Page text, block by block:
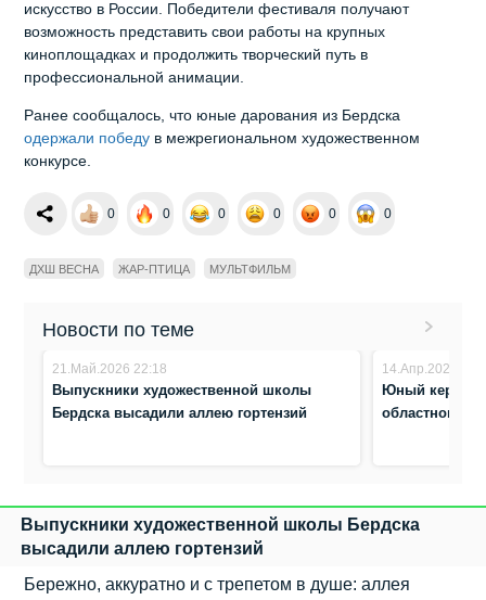
искусство в России. Победители фестиваля получают
возможность представить свои работы на крупных
киноплощадках и продолжить творческий путь в
профессиональной анимации.
Ранее сообщалось, что юные дарования из Бердска
одержали победу в межрегиональном художественном
конкурсе.
0 0 0 0 0 0
ДХШ ВЕСНА ЖАР-ПТИЦА МУЛЬТФИЛЬМ
Новости по теме
21.Май.2026 22:18
Выпускники художественной школы
Бердска высадили аллею гортензий
14.Апр.2026
Юный
областного
Выпускники художественной школы Бердска
высадили аллею гортензий
Бережно, аккуратно и с трепетом в душе: аллея